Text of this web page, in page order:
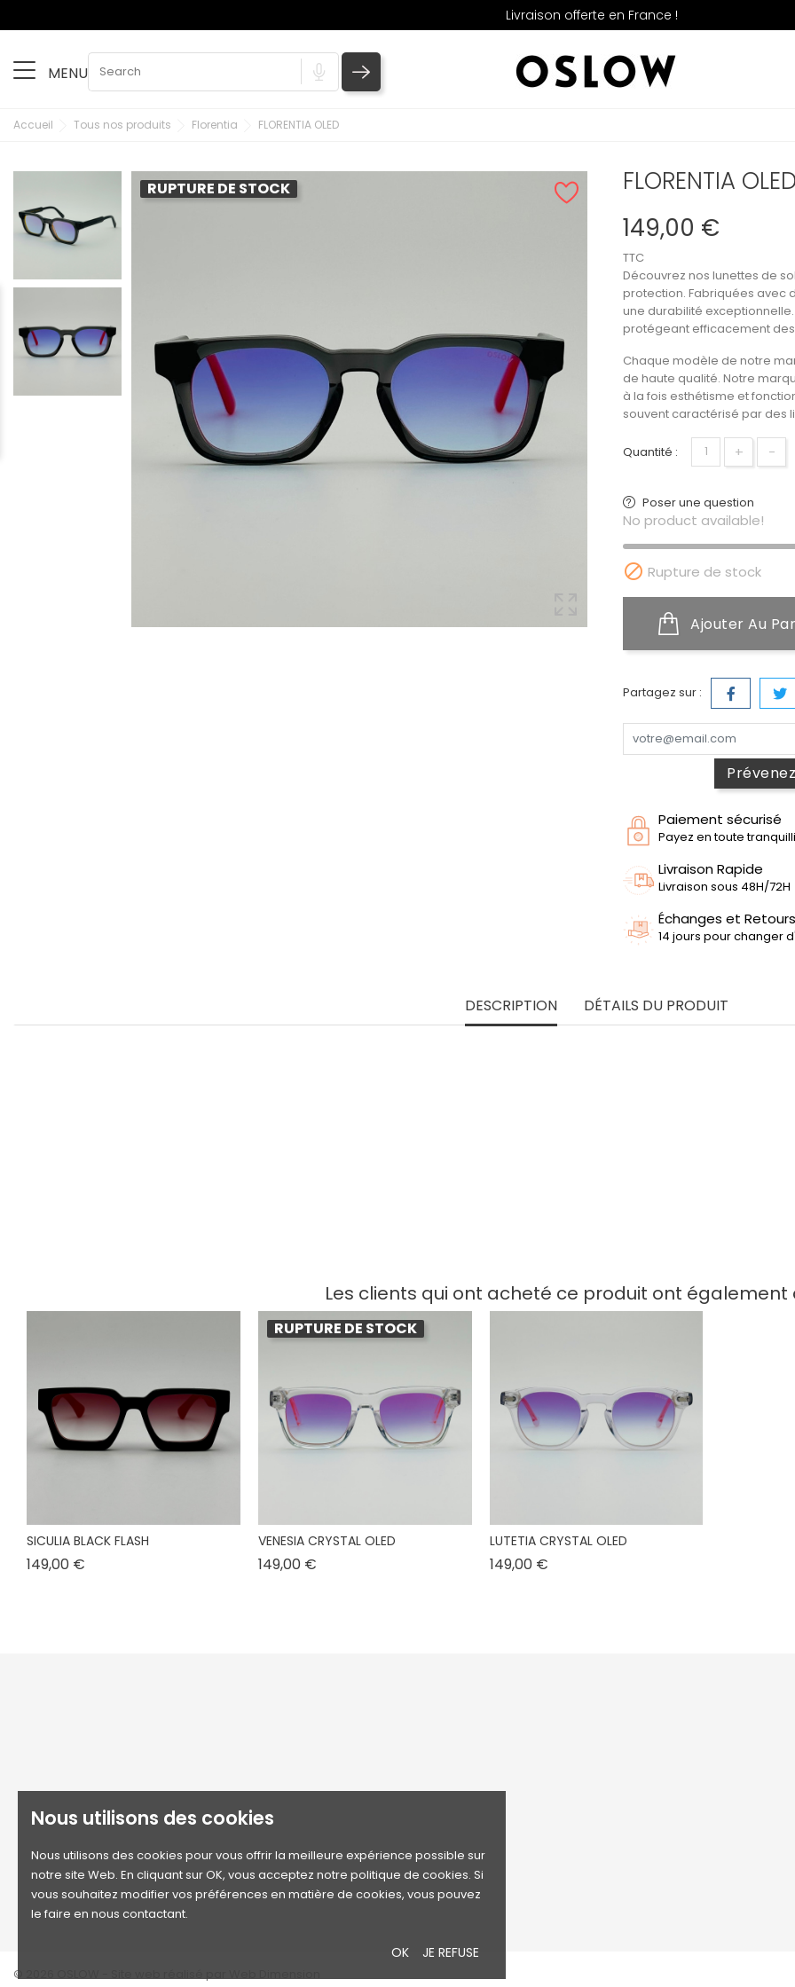
Nous utilisons des cookies
Nous utilisons des cookies pour vous offrir la meilleure expérience possible sur
notre site Web. En cliquant sur OK, vous acceptez notre politique de cookies. Si
vous souhaitez modifier vos préférences en matière de cookies, vous pouvez
le faire en nous contactant.
OK JE REFUSE
Livraison offerte en France !
MENU
Accueil Tous nos produits Florentia FLORENTIA OLED
RUPTURE DE STOCK
FLORENTIA OLED
149,00 €
TTC
Découvrez nos lunettes de
protection. Fabriquées avec
une durabilité
protégeant efficacement des
Chaque modèle de notre
de haute qualité. Notre
à la fois esthétisme et
souvent caractérisé par des
Quantité : + −
Poser une question
No product available!
 Rupture de stock
Ajouter Au
Partagez sur :
Paiement sécurisé
Payez en toute
Livraison Rapide
Livraison sous 48H/72H
Échanges et Retours
14 jours pour changer
DESCRIPTION DÉTAILS DU PRODUIT
Les clients qui ont acheté ce produit ont également
SICULIA BLACK FLASH
149,00 €
RUPTURE DE STOCK
VENESIA CRYSTAL OLED
149,00 €Prix
LUTETIA CRYSTAL OLED
149,00 €Prix
contact@oslow-store.com
Venesia
© 2026 OSLOW - Site web réalisé par Web Dimension